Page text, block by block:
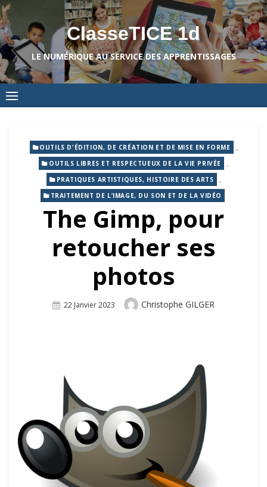
Skip
to
content
ClasseTICE 1d
LE NUMÉRIQUE AU SERVICE DES APPRENTISSAGES
OUTILS D'ÉDITION, DE CRÉATION ET DE MISE EN FORME ,
OUTILS LIBRES ET RESPECTUEUX DE LA VIE PRIVÉE ,
PRATIQUES ARTISTIQUES, HISTOIRE DES ARTS ,
TRAITEMENT DE L’IMAGE, DU SON ET DE LA VIDÉO
The Gimp, pour
retoucher ses
photos
Posted
22 Janvier 2023 Author
Christophe GILGER